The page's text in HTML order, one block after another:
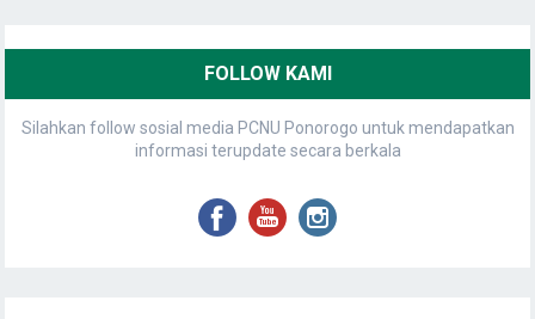
FOLLOW KAMI
Silahkan follow sosial media PCNU Ponorogo untuk mendapatkan
informasi terupdate secara berkala